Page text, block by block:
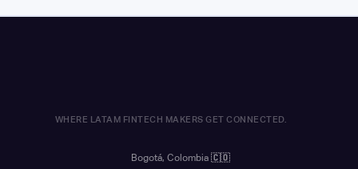
WHERE LATAM FINTECH MAKERS GET CONNECTED.
Bogotá, Colombia 🇨🇴